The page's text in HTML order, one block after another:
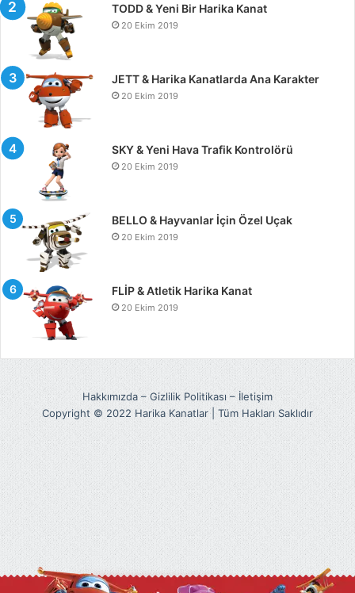
TODD & Yeni Bir Harika Kanat
20 Ekim 2019
JETT & Harika Kanatlarda Ana Karakter
20 Ekim 2019
SKY & Yeni Hava Trafik Kontrolörü
20 Ekim 2019
BELLO & Hayvanlar İçin Özel Uçak
20 Ekim 2019
FLİP & Atletik Harika Kanat
20 Ekim 2019
Hakkımızda– Gizlilik Politikası –İletişim
Copyright © 2022 Harika Kanatlar | Tüm Hakları Saklıdır